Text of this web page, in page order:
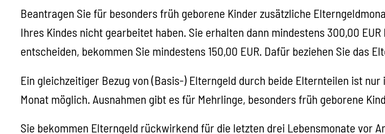
Beantragen Sie für besonders früh geborene Kinder zusätzliche
Ihres Kindes nicht gearbeitet haben. Sie erhalten dann mindestens 300,00
entscheiden, bekommen Sie mindestens 150,00 EUR. Dafür beziehen Sie das
Ein gleichzeitiger Bezug von (Basis-) Elterngeld durch beide Elternteilen ist nur
Monat möglich. Ausnahmen gibt es für Mehrlinge, besonders früh geborene
Sie bekommen Elterngeld rückwirkend für die letzten drei Lebensmonate vor